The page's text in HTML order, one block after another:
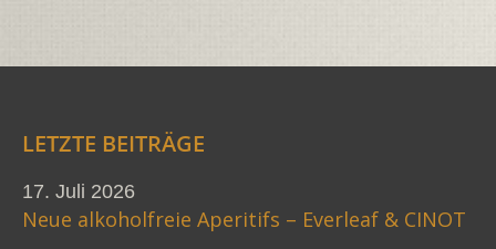
LETZTE BEITRÄGE
17. Juli 2026
Neue alkoholfreie Aperitifs – Everleaf & CINOT